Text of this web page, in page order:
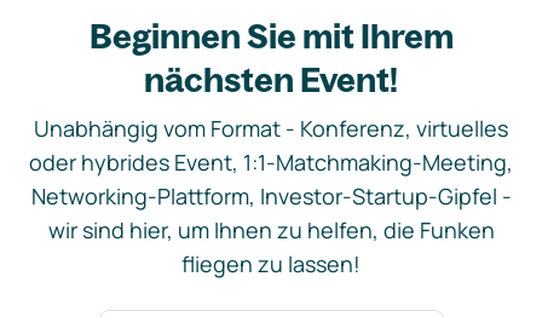
Beginnen Sie mit Ihrem
nächsten Event!
Unabhängig vom Format - Konferenz, virtuelles
oder hybrides Event, 1:1-Matchmaking-Meeting,
Networking-Plattform, Investor-Startup-Gipfel -
wir sind hier, um Ihnen zu helfen, die Funken
fliegen zu lassen!